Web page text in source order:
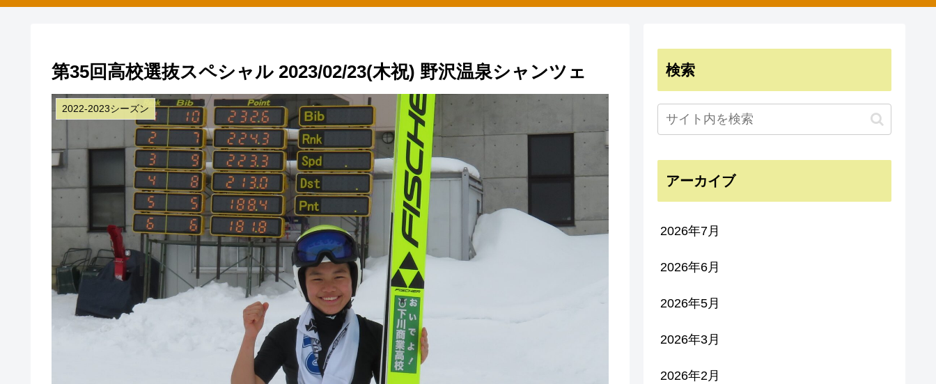
第35回高校選抜スペシャル 2023/02/23(木祝) 野沢温泉シャンツェ
2022-2023シーズン
検索
アーカイブ
2026年7月
2026年6月
2026年5月
2026年3月
2026年2月